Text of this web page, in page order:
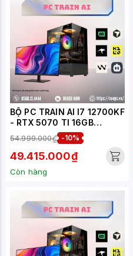
BỘ PC TRAIN AI I7 12700KF
- RTX 5070 TI 16GB
(XUEPC093-TA)
54.999.000₫ -10%
49.415.000₫
Còn hàng